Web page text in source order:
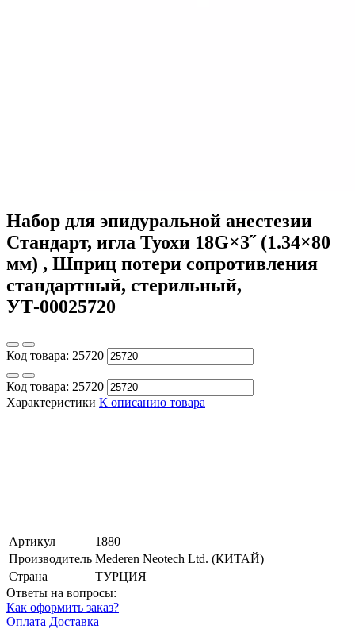
Набор для эпидуральной анестезии
Стандарт, игла Туохи 18G×3˝ (1.34×80
мм) , Шприц потери сопротивления
стандартный, стерильный,
УТ-00025720
Код товара: 25720
Код товара: 25720
Характеристики К описанию товара
Артикул
1880
Производитель Mederen Neotech Ltd. (КИТАЙ)
Страна
ТУРЦИЯ
Ответы на вопросы:
Как оформить заказ?
Оплата Доставка